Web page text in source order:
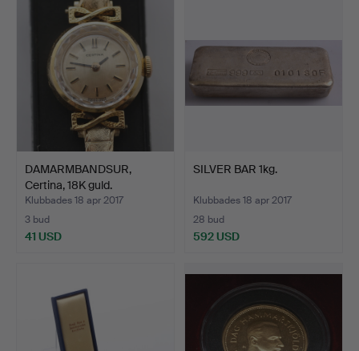
DAMARMBANDSUR,
Certina, 18K guld.
Klubbades 18 apr 2017
3 bud
41 USD
SILVER BAR 1kg.
Klubbades 18 apr 2017
28 bud
592 USD